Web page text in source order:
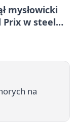
mysłowicki
Prix w steel
na